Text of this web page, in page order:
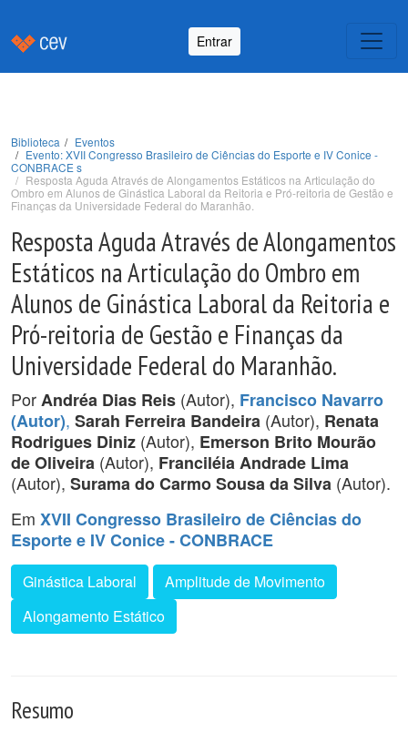
Entrar
Biblioteca
Eventos
Evento: XVII Congresso Brasileiro de Ciências do Esporte e IV Conice -
CONBRACE s
Resposta Aguda Através de Alongamentos Estáticos na Articulação do
Ombro em Alunos de Ginástica Laboral da Reitoria e Pró-reitoria de Gestão e
Finanças da Universidade Federal do Maranhão.
Resposta Aguda Através de Alongamentos
Estáticos na Articulação do Ombro em
Alunos de Ginástica Laboral da Reitoria e
Pró-reitoria de Gestão e Finanças da
Universidade Federal do Maranhão.
PorAndréa Dias Reis (Autor), Francisco Navarro
(Autor), Sarah Ferreira Bandeira (Autor), Renata
Rodrigues Diniz (Autor), Emerson Brito Mourão
de Oliveira (Autor), Franciléia Andrade Lima
(Autor), Surama do Carmo Sousa da Silva (Autor).
Em XVII Congresso Brasileiro de Ciências do
Esporte e IV Conice - CONBRACE
Ginástica Laboral
Amplitude de Movimento
Alongamento Estático
Resumo